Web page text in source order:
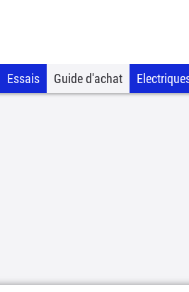
Essais Guide d'achat